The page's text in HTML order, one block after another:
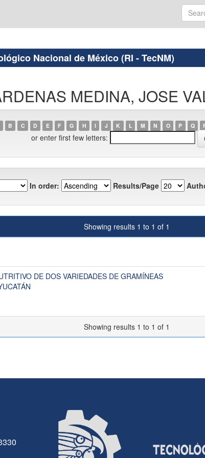
Nacional de México (RI - TecNM)
MEDINA, JOSE
B C D E F G H I J K L M N O P Q
or enter first few letters:
In order: Results/Page
Showing results 1 to 1 of 1
DE DOS VARIEDADES DE GRAMÍNEAS
Showing results 1 to 1 of 1